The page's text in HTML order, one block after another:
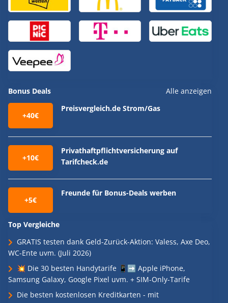
Bonus Deals Alle anzeigen
+40€
Preisvergleich.de Strom/Gas
+10€
Privathaftpflichtversicherung auf
Tarifcheck.de
+5€
Freunde für Bonus-Deals werben
Top Vergleiche
GRATIS testen dank Geld-Zurück-Aktion: Valess, Axe Deo,
WC-Ente uvm. (Juli 2026)
💥 Die 30 besten Handytarife 📱➡️ Apple iPhone,
Samsung Galaxy, Google Pixel uvm. + SIM-Only-Tarife
Die besten kostenlosen Kreditkarten - mit